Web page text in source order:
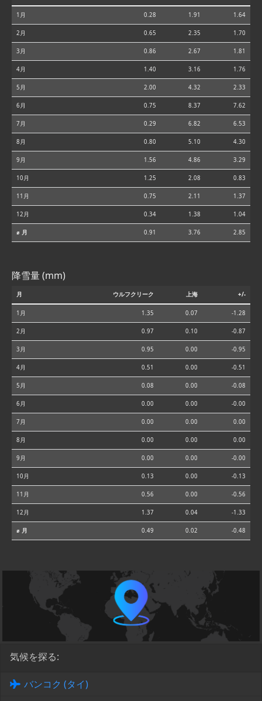
1月 0.28 1.91 1.64
2月 0.65 2.35 1.70
3月 0.86 2.67 1.81
4月 1.40 3.16 1.76
5月 2.00 4.32 2.33
6月 0.75 8.37 7.62
7月 0.29 6.82 6.53
8月 0.80 5.10 4.30
9月 1.56 4.86 3.29
10月 1.25 2.08 0.83
11月 0.75 2.11 1.37
12月 0.34 1.38 1.04
⌀ 月 0.91 3.76 2.85
降雪量 (mm)
月 ウルフクリーク 上海 +/-
1月 1.35 0.07 -1.28
2月 0.97 0.10 -0.87
3月 0.95 0.00 -0.95
4月 0.51 0.00 -0.51
5月 0.08 0.00 -0.08
6月 0.00 0.00 -0.00
7月 0.00 0.00 0.00
8月 0.00 0.00 0.00
9月 0.00 0.00 -0.00
10月 0.13 0.00 -0.13
11月 0.56 0.00 -0.56
12月 1.37 0.04 -1.33
⌀ 月 0.49 0.02 -0.48
気候を探る:
バンコク (タイ)